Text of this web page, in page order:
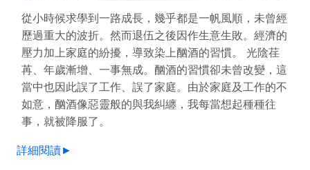
從小時候求學到一路成長，幾乎都是一帆風順，未曾經
歷過重大的波折。然而退伍之後因作生意生敗。經濟的
壓力加上家庭的紛擾，導致染上酗酒的習慣。 光陰荏
苒、年歲漸增、一事無成。酗酒的習慣卻未曾改變，這
當中也因此誤了工作、誤了家庭。由於家庭及工作的不
如意，酗酒像惡靈般的與我糾纏，我每當想起種種往
事，就被降服了。
詳細閱讀►